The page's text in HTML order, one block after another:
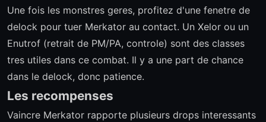
Une fois les monstres geres, profitez d'une fenetre de
delock pour tuer Merkator au contact. Un Xelor ou un
Enutrof (retrait de PM/PA, controle) sont des classes
tres utiles dans ce combat. Il y a une part de chance
dans le delock, donc patience.
Les recompenses
Vaincre Merkator rapporte plusieurs drops interessants